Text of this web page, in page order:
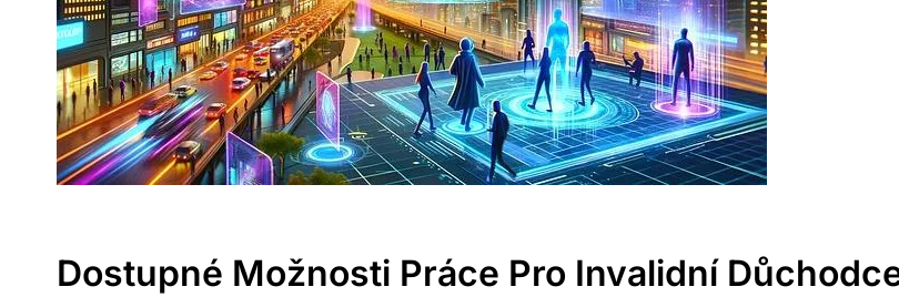
Dostupné Možnosti Práce Pro Invalidní